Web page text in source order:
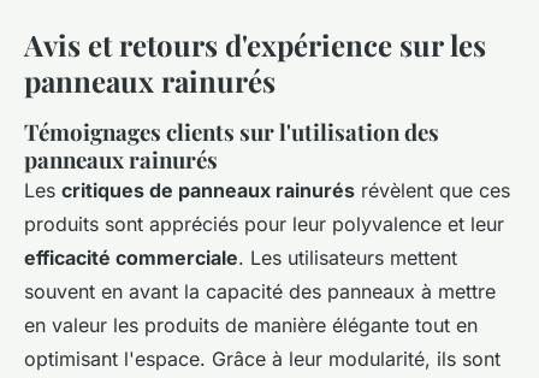
Avis et retours d'expérience sur les
panneaux rainurés
Témoignages clients sur l'utilisation des
panneaux rainurés
Les critiques de panneaux rainurés révèlent que ces
produits sont appréciés pour leur polyvalence et leur
efficacité commerciale. Les utilisateurs mettent
souvent en avant la capacité des panneaux à mettre
en valeur les produits de manière élégante tout en
optimisant l'espace. Grâce à leur modularité, ils sont